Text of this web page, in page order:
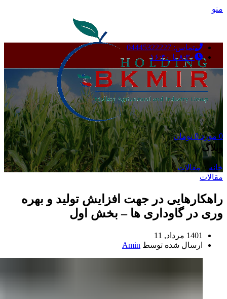
منو
0 مورد 0 تومان
تماس: 04445322227
۸:۳۰ تا ۱۶:۳۰
وبلاگ
خانه »مقالات»
مقالات
راهکارهایی در جهت افزایش تولید و بهره
وری در گاوداری ها – بخش اول
1401 مرداد, 11
ارسال شده توسط Amin